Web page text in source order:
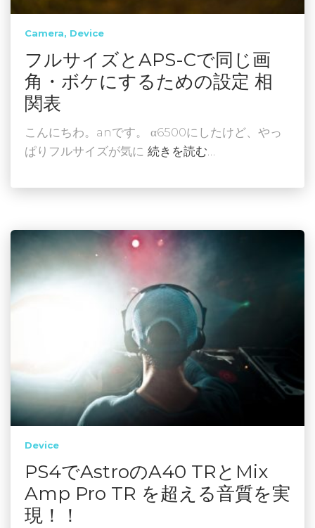
Camera Device
フルサイズとAPS-Cで同じ画
角・ボケにするための設定 相
関表
こんにちわ。anです。 α6500にしたけど、やっ
ぱりフルサイズが気に 続きを読む…
Device
PS4でAstroのA40 TRとMix
Amp Pro TR を超える音質を実
現！！